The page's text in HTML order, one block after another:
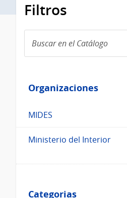
Filtros
en
el
Organizaciones
Organizaciones
MIDES
Ministerio del Interior
Categorias
Categorias